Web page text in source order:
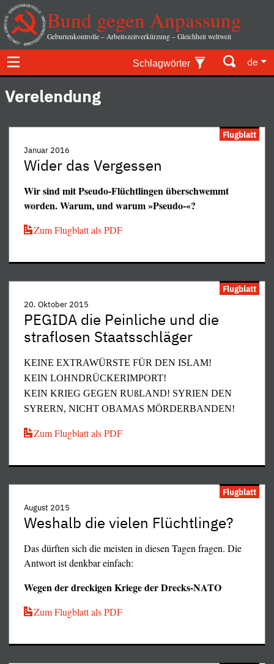
Bund gegen Anpassung
Geburtenkontrolle – Arbeitszeitverkürzung – Gleichheit weltweit
Schlagwörter de
Verelendung
Flugblatt
Januar 2016
Wider das Vergessen
Wir sind mit Pseudo-Flüchtlingen überschwemmt
worden. Warum, und warum »Pseudo-«?
Zum Flugblatt als PDF
Flugblatt
20. Oktober 2015
PEGIDA die Peinliche und die
straflosen Staatsschläger
KEINE EXTRAWÜRSTE FÜR DEN ISLAM!
KEIN LOHNDRÜCKERIMPORT!
KEIN KRIEG GEGEN RUßLAND! SYRIEN DEN
SYRERN, NICHT OBAMAS MÖRDERBANDEN!
Zum Flugblatt als PDF
Flugblatt
August 2015
Weshalb die vielen Flüchtlinge?
Das dürften sich die meisten in diesen Tagen fragen. Die
Antwort ist denkbar einfach:
Wegen der dreckigen Kriege der Drecks-NATO
Zum Flugblatt als PDF